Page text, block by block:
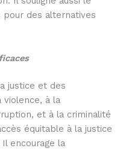
pour des alternatives
justice et des
violence, à la
et à la criminalité
équitable à la justice
encourage la